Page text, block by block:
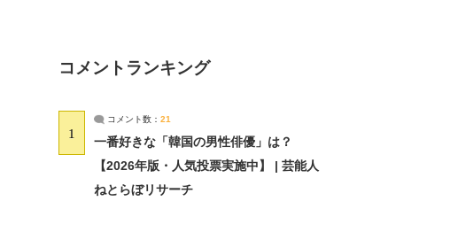
コメントランキング
1
コメント数： 21
一番好きな「韓国の男性俳優」は？
【2026年版・人気投票実施中】 | 芸能人
ねとらぼリサーチ